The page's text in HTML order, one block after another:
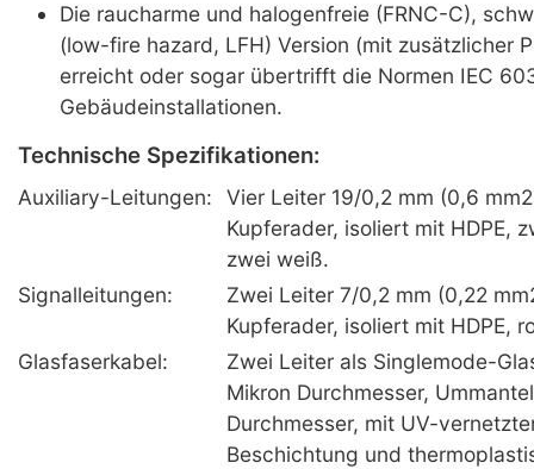
Die raucharme und halogenfreie (FRNC-C),
(low-fire hazard, LFH) Version (mit zusätzlicher
erreicht oder sogar übertrifft die Normen IEC
Gebäudeinstallationen.
Technische Spezifikationen:
Auxiliary-Leitungen:
Vier Leiter 19/0,2 mm (0,6
Kupferader, isoliert mit HDPE,
zwei weiß.
Signalleitungen:
Zwei Leiter 7/0,2 mm (0,22
Kupferader, isoliert mit HDPE,
Glasfaserkabel:
Zwei Leiter als Singlemode-
Mikron Durchmesser,
Durchmesser, mit UV-
Beschichtung und